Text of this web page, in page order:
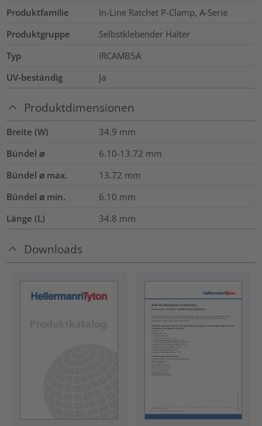
Produktfamilie
In-Line Ratchet P-Clamp, A-Serie
Produktgruppe
Selbstklebender Halter
Typ
IRCAMB5A
UV-beständig
Ja
Produktdimensionen
Breite (W) 34.9 mm
Bündel ⌀
6.10-13.72 mm
Bündel ⌀ max.
13.72 mm
Bündel ⌀ min.
6.10 mm
Länge (L)
34.8 mm
Downloads